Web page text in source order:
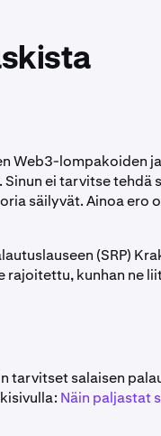
Web3-lompakoiden
Sinun ei tarvitse tehdä
säilyvät. Ainoa ero
(SRP)
rajoitettu, kunhan ne
tarvitset salaisen
Näin paljastat